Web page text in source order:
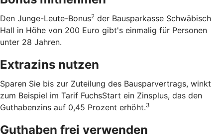
Den Junge-Leute-Bonus2 der Bausparkasse Schwäbisch
Hall in Höhe von 200 Euro gibt's einmalig für Personen
unter 28 Jahren.
Extrazins nutzen
Sparen Sie bis zur Zuteilung des Bausparvertrags, winkt
zum Beispiel im Tarif FuchsStart ein Zinsplus, das den
Guthabenzins auf 0,45 Prozent erhöht.3
Guthaben frei verwenden